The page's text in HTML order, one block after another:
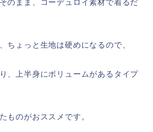
のまま、コーデュロイ素材で着るだ
ちょっと生地は硬めになるので、
、上半身にボリュームがあるタイプ
ものがおススメです。